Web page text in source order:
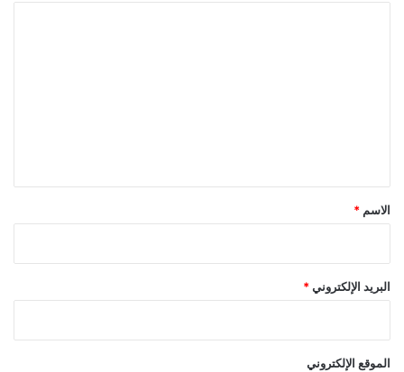
*
الاسم *
البريد الإلكتروني *
الموقع الإلكتروني